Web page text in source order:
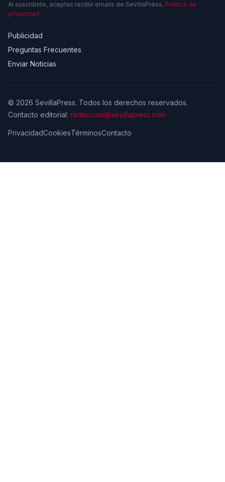
Al suscribirte, aceptas recibir emails de SevillaPress. Política de
privacidad
Publicidad
Preguntas Frecuentes
Enviar Noticias
© 2026 SevillaPress. Todos los derechos reservados.
Contacto editorial: redaccion@sevillapress.com
PrivacidadCookiesTérminosContacto